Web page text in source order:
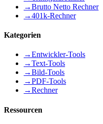
→Brutto Netto Rechner
→401k-Rechner
Kategorien
→Entwickler-Tools
→Text-Tools
→Bild-Tools
→PDF-Tools
→Rechner
Ressourcen